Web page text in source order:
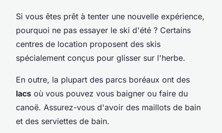
Si vous êtes prêt à tenter une nouvelle expérience,
pourquoi ne pas essayer le ski d'été ? Certains
centres de location proposent des skis
spécialement conçus pour glisser sur l'herbe.
En outre, la plupart des parcs boréaux ont des
lacs où vous pouvez vous baigner ou faire du
canoë. Assurez-vous d'avoir des maillots de bain
et des serviettes de bain.